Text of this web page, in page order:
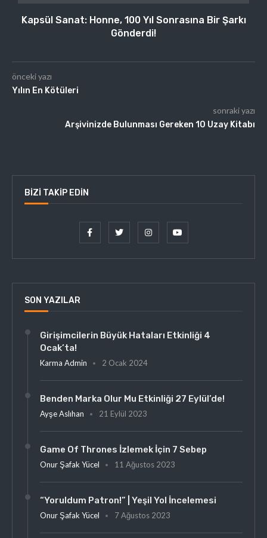
Kapsül Sanat: Honne, 100 Yıl Sonrasına Bir Şarkı
Gönderdi!
önceki yazı
Yılın En Kötüleri
sonraki yazı
Arşivinizde Bulunması Gereken 10 Uzay Kitabı
BIZI TAKIP EDIN
SON YAZILAR
Girişimcilerin Büyük Hataları Etkinliği 4
Ocak’ta!
Karma Admin 2 Ocak 2024
Benden Marka Olur Mu Etkinliği 27 Eylül’de!
Ayşe Aslıhan 21 Eylül 2023
Game Of Thrones İzlemek İçin 7 Sebep
Onur Şafak Yücel 11 Ağustos 2023
“Yoruldum Patron!” | Yeşil Yol İncelemesi
Onur Şafak Yücel 7 Ağustos 2023